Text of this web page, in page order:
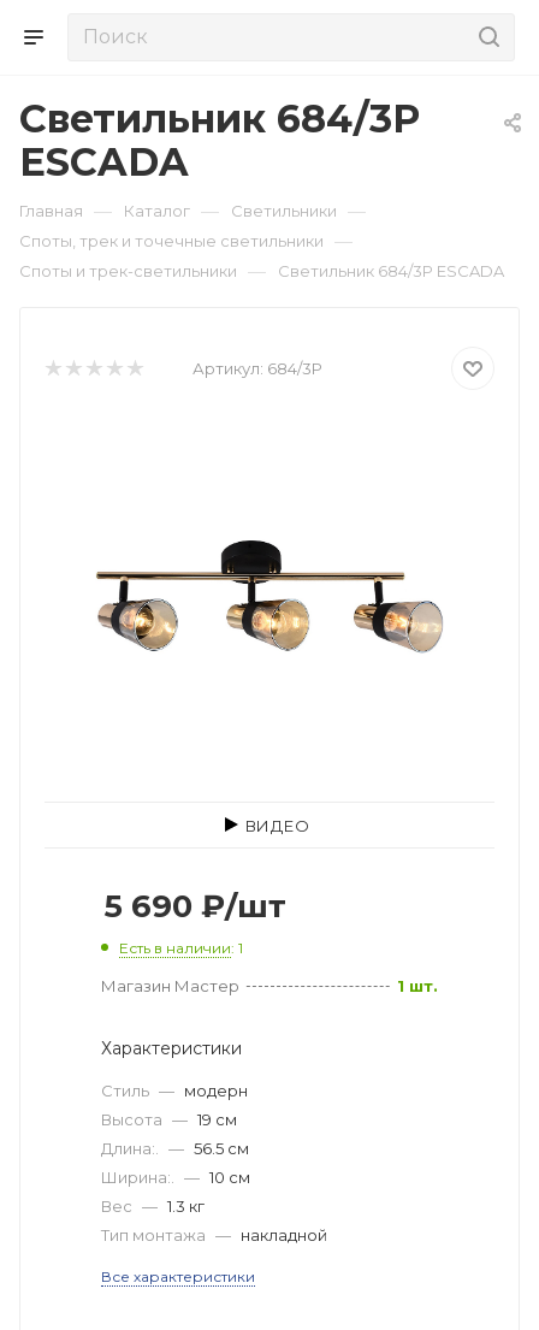
Cветильник 684/3P
ESCADA
Главная — Каталог — Светильники —
Споты, трек и точечные светильники —
Споты и трек-светильники — Cветильник 684/3P ESCADA
Артикул: 684/3P
ВИДЕО
5 690 ₽/шт
Есть в наличии: 1
Магазин Мастер 1 шт.
Характеристики
Стиль — модерн
Высота — 19 см
Длина:.
— 56.5 см
Ширина:.
— 10 см
Вес — 1.3 кг
Тип монтажа — накладной
Все характеристики